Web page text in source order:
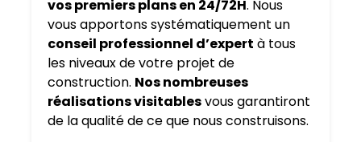
vos premiers plans en 24/72H. Nous
vous apportons systématiquement un
conseil professionnel d’expert à tous
les niveaux de votre projet de
construction. Nos nombreuses
réalisations visitablesvous garantiront
de la qualité de ce que nous construisons.